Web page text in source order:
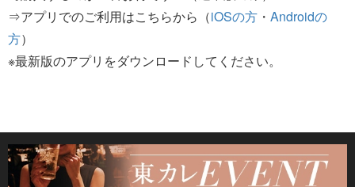
⇒アプリでのご利用はこちらから（iOSの方 ・ Androidの
方）
※最新版のアプリをダウンロードしてください。